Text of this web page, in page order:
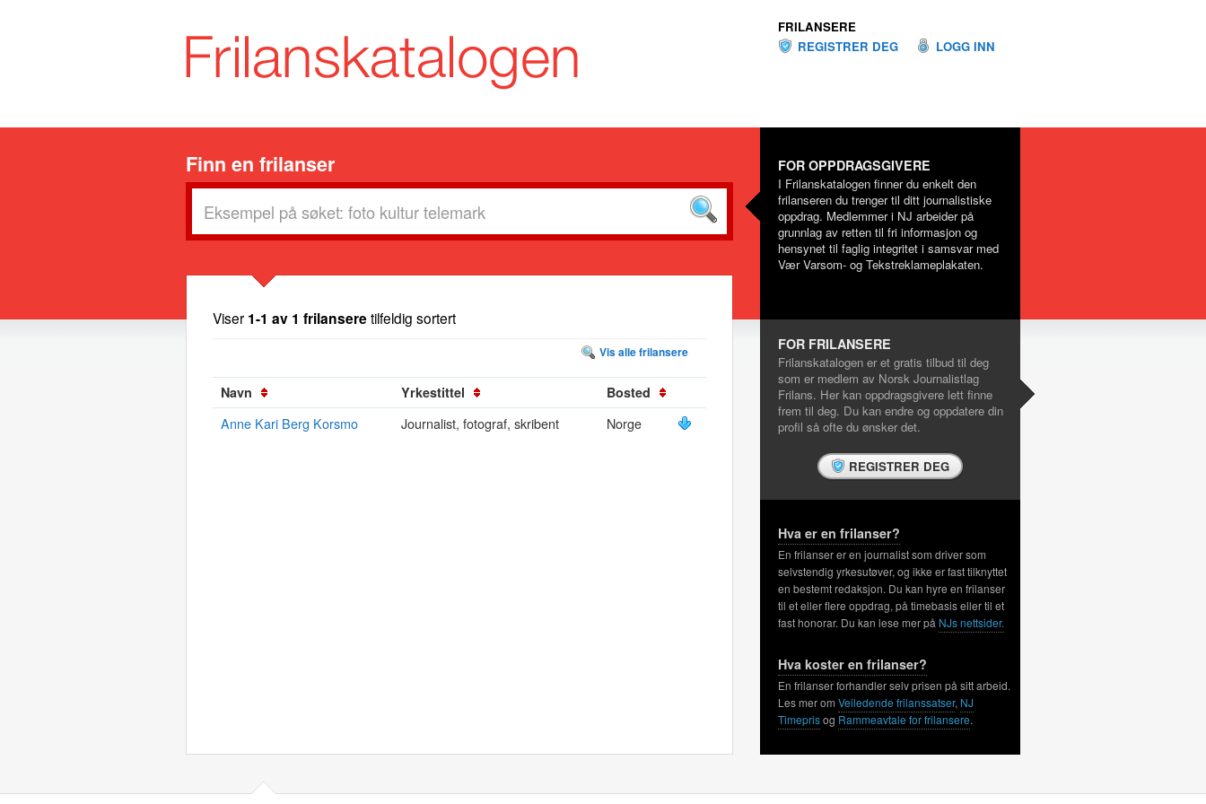
FRILANSERE
REGISTRER DEG
LOGG INN
Finn en frilanser FOR OPPDRAGSGIVERE
I Frilanskatalogen finner du enkelt den
frilanseren du trenger til ditt journalistiske
oppdrag. Medlemmer i NJ arbeider på
grunnlag av retten til fri informasjon og
hensynet til faglig integritet i samsvar med
Vær Varsom- og Tekstreklameplakaten.
Viser 1-1 av 1 frilanseretilfeldig sortert
Vis alle frilansere
Navn Yrkestittel Bosted
Anne Kari Berg Korsmo Journalist, fotograf, skribent Norge
FOR FRILANSERE
Frilanskatalogen er et gratis tilbud til deg
som er medlem av Norsk Journalistlag
Frilans. Her kan oppdragsgivere lett finne
frem til deg. Du kan endre og oppdatere din
profil så ofte du ønsker det.
REGISTRER DEG
Hva er en frilanser?
En frilanser er en journalist som driver som
selvstendig yrkesutøver, og ikke er fast tilknyttet
en bestemt redaksjon. Du kan hyre en frilanser
til et eller flere oppdrag, på timebasis eller til et
fast honorar. Du kan lese mer på NJs nettsider.
Hva koster en frilanser?
En frilanser forhandler selv prisen på sitt arbeid.
Les mer om Veiledende frilanssatser, NJ
Timeprisog Rammeavtale for frilansere.